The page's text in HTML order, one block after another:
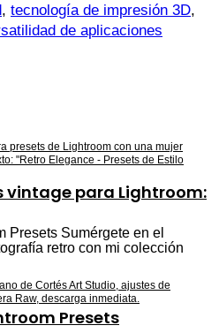
, tecnología de impresión 3D,
de aplicaciones
vintage para Lightroom:
Presets Sumérgete en el
retro con mi colección
Presets